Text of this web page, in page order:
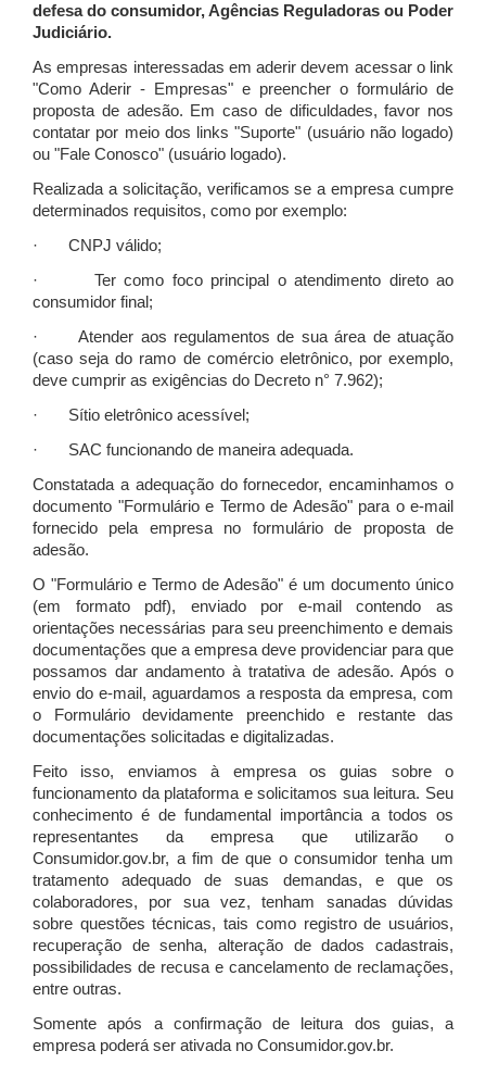
defesa do consumidor, Agências Reguladoras ou Poder
Judiciário.
As empresas interessadas em aderir devem acessar o link
"Como Aderir - Empresas" e preencher o formulário de
proposta de adesão. Em caso de dificuldades, favor nos
contatar por meio dos links "Suporte" (usuário não logado)
ou "Fale Conosco" (usuário logado).
Realizada a solicitação, verificamos se a empresa cumpre
determinados requisitos, como por exemplo:
· CNPJ válido;
· Ter como foco principal o atendimento direto ao
consumidor final;
· Atender aos regulamentos de sua área de atuação
(caso seja do ramo de comércio eletrônico, por exemplo,
deve cumprir as exigências do Decreto n° 7.962);
· Sítio eletrônico acessível;
· SAC funcionando de maneira adequada.
Constatada a adequação do fornecedor, encaminhamos o
documento "Formulário e Termo de Adesão" para o e-mail
fornecido pela empresa no formulário de proposta de
adesão.
O "Formulário e Termo de Adesão" é um documento único
(em formato pdf), enviado por e-mail contendo as
orientações necessárias para seu preenchimento e demais
documentações que a empresa deve providenciar para que
possamos dar andamento à tratativa de adesão. Após o
envio do e-mail, aguardamos a resposta da empresa, com
o Formulário devidamente preenchido e restante das
documentações solicitadas e digitalizadas.
Feito isso, enviamos à empresa os guias sobre o
funcionamento da plataforma e solicitamos sua leitura. Seu
conhecimento é de fundamental importância a todos os
representantes da empresa que utilizarão o
Consumidor.gov.br, a fim de que o consumidor tenha um
tratamento adequado de suas demandas, e que os
colaboradores, por sua vez, tenham sanadas dúvidas
sobre questões técnicas, tais como registro de usuários,
recuperação de senha, alteração de dados cadastrais,
possibilidades de recusa e cancelamento de reclamações,
entre outras.
Somente após a confirmação de leitura dos guias, a
empresa poderá ser ativada no Consumidor.gov.br.